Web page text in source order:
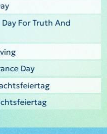
For Truth And
Day